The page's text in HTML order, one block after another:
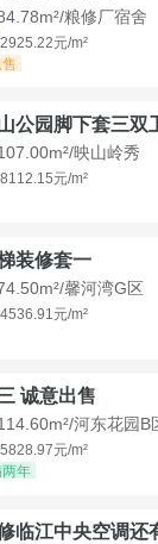
粮修厂宿舍
2925.22元/m²
公园脚下套三双
映山岭秀
8112.15元/m²
装修套一
馨河湾G区
4536.91元/m²
诚意出售
河东花园B
5828.97元/m²
两年
临江中央空调还